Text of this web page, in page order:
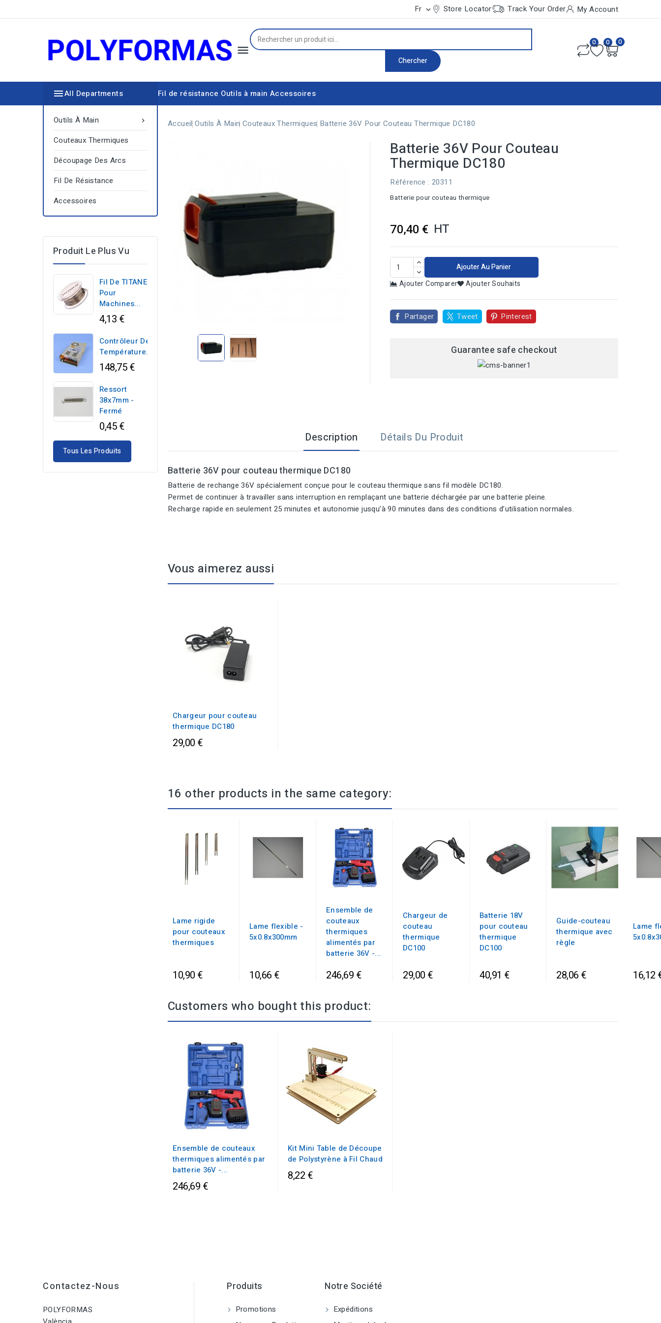
Fr  Store Locator Track Your Order My Account

Chercher
0 0 0
Fil de résistance Outils à main Accessoires
All Departments

Outils À Main
Couteaux Thermiques
Découpage Des Arcs
Fil De Résistance
Accessoires
Produit Le Plus Vu
Fil De TITANE
Pour
Machines...
4,13 €
Contrôleur De
Température...
148,75 €
Ressort
38x7mm -
Fermé
0,45 €
Tous Les Produits
Accueil Outils À Main Couteaux Thermiques Batterie 36V Pour Couteau Thermique DC180
Batterie 36V Pour Couteau
Thermique DC180
Référence : 20311
Batterie pour couteau thermique
70,40 € HT
Ajouter Au Panier
Ajouter Comparer
Ajouter Souhaits
Partager Tweet Pinterest
Guarantee safe checkout
Description Détails Du Produit
Batterie 36V pour couteau thermique DC180
Batterie de rechange 36V spécialement conçue pour le couteau thermique sans fil modèle DC180.
Permet de continuer à travailler sans interruption en remplaçant une batterie déchargée par une batterie pleine.
Recharge rapide en seulement 25 minutes et autonomie jusqu’à 90 minutes dans des conditions d’utilisation normales.
Vous aimerez aussi
Chargeur pour couteau
thermique DC180
29,00 €
16 other products in the same category:
Lame rigide
pour couteaux
thermiques
10,90 €
Lame flexible -
5x0.8x300mm
10,66 €
Ensemble de
couteaux
thermiques
alimentés par
batterie 36V -...
246,69 €
Chargeur de
couteau
thermique
DC100
29,00 €
Batterie 18V
pour couteau
thermique
DC100
40,91 €
Guide-couteau
thermique avec
règle
28,06 €
Lame
16,12
Customers who bought this product:
Ensemble de couteaux
thermiques alimentés par
batterie 36V -...
246,69 €
Kit Mini Table de Découpe
de Polystyrène à Fil Chaud
8,22 €
Contactez-Nous
POLYFORMAS
Produits
Promotions
Notre Société
Expéditions